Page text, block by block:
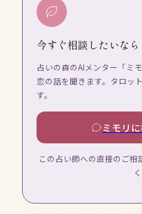
今すぐ相談したいなら
占いの森のAIメンター「ミ
恋の話を聞きます。タロッ
す。
ミモリ
この占い師への直接のご